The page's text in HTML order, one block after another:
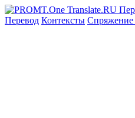
Перевод Контексты Спряжение